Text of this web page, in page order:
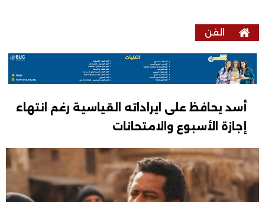
الفن
أسد يحافظ على ايراداته القياسية رغم انتهاء
إجازة الأسبوع والامتحانات